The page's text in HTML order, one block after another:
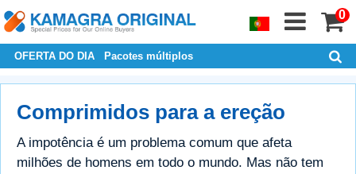
0
OFERTA DO DIA Pacotes múltiplos
Comprimidos para a ereção
A impotência é um problema comum que afeta
milhões de homens em todo o mundo. Mas não tem